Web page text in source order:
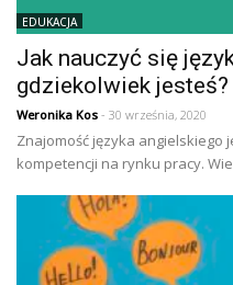
EDUKACJA
Jak nauczyć się
gdziekolwiek jesteś?
Weronika Kos - 30 września, 2020
Znajomość języka angielskiego
kompetencji na rynku pracy.